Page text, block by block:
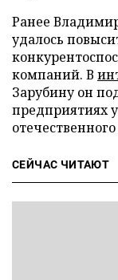
Ранее
удалось
компаний. В
Зарубину он
предприятиях
СЕЙЧАС ЧИТАЮТ